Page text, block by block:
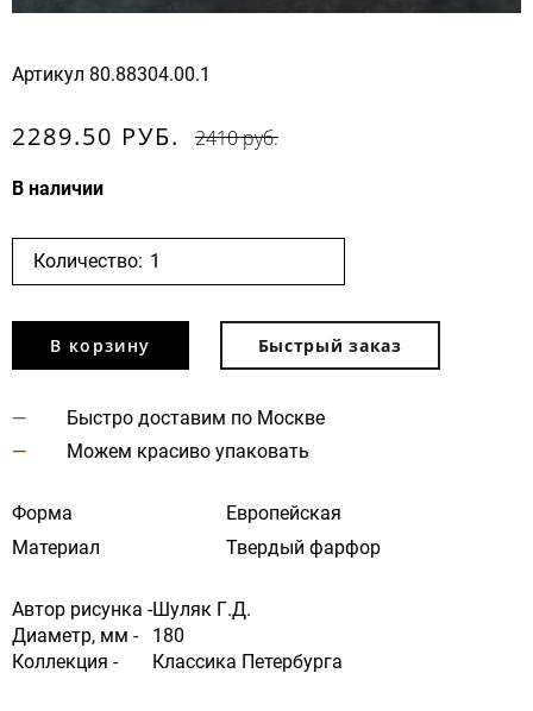
Артикул 80.88304.00.1
2289.50 РУБ. 2410 руб.
В наличии
Количество:
В корзину Быстрый заказ
Быстро доставим по Москве
Можем красиво упаковать
Форма
Европейская
Материал
Твердый фарфор
Автор рисунка -Шуляк Г.Д.
Диаметр, мм -
180
Коллекция -
Классика Петербурга